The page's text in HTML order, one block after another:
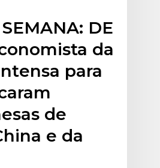
DE
da
para
de
e da